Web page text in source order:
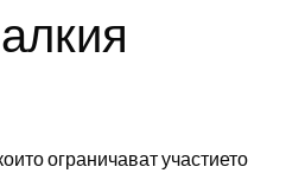
ограничават участието